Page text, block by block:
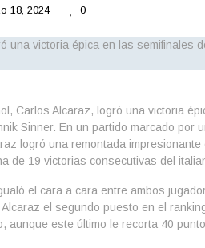
18, 2024 0
Carlos Alcaraz, logró una victoria
Sinner. En un partido marcado por
logró una remontada
de 19 victorias consecutivas del
el cara a cara entre ambos
el segundo puesto en el
aunque este último le recorta 40